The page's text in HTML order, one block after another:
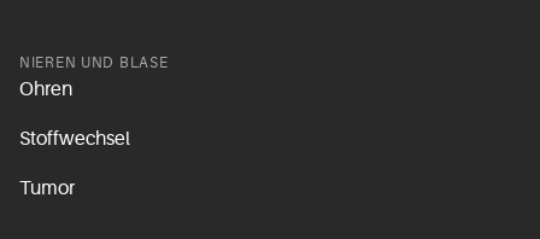
NIEREN UND BLASE
Ohren
Stoffwechsel
Tumor